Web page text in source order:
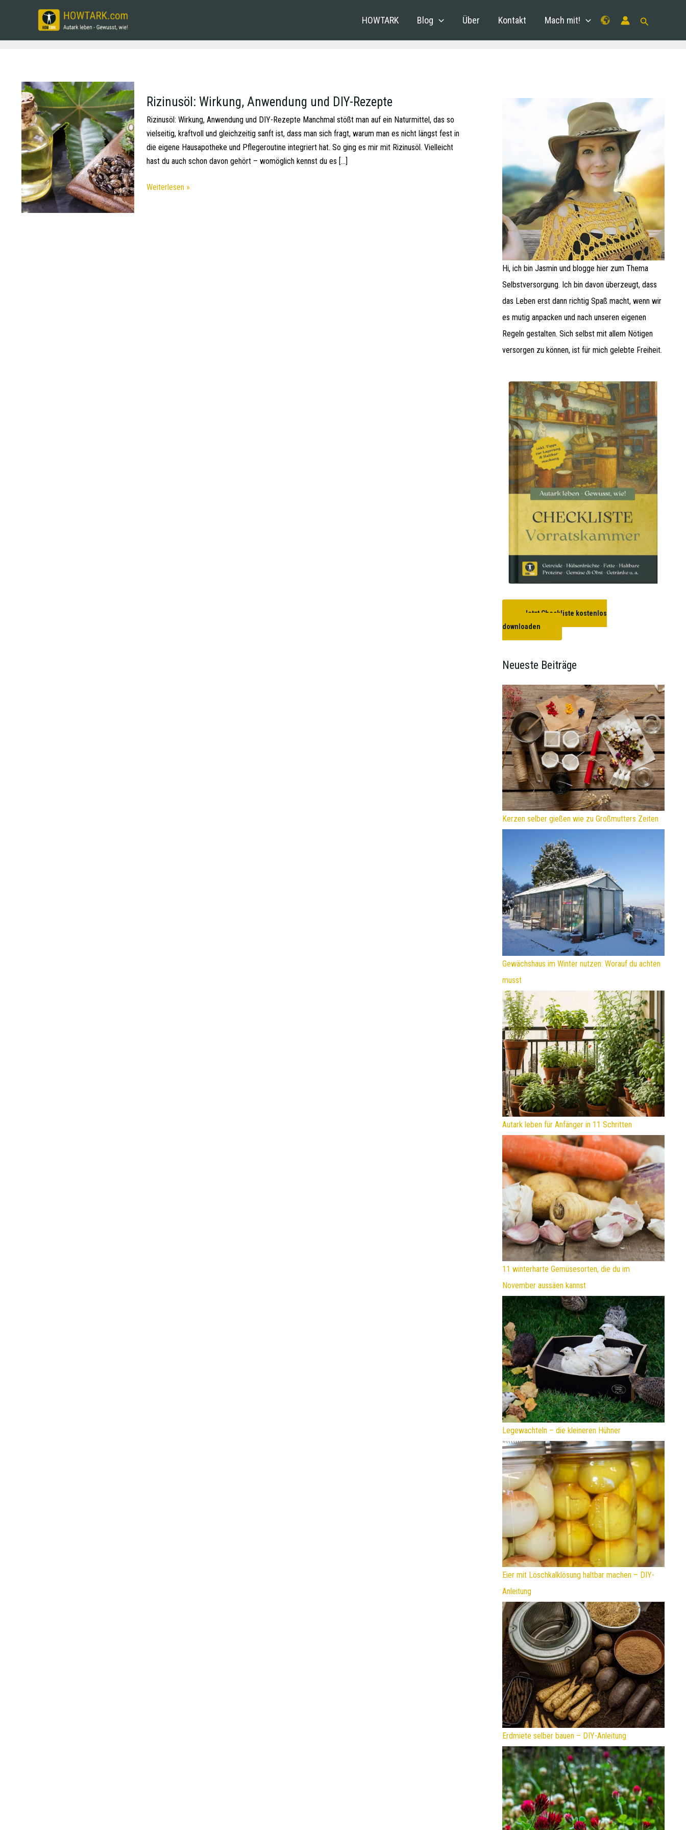
HOWTARK Blog Über Kontakt Mach mit!
Rizinusöl: Wirkung, Anwendung und DIY-Rezepte
Rizinusöl: Wirkung, Anwendung und DIY-Rezepte Manchmal stößt man auf ein Naturmittel, das so
vielseitig, kraftvoll und gleichzeitig sanft ist, dass man sich fragt, warum man es nicht längst fest in
die eigene Hausapotheke und Pflegeroutine integriert hat. So ging es mir mit Rizinusöl. Vielleicht
hast du auch schon davon gehört – womöglich kennst du es […]
Weiterlesen »
Hi, ich bin Jasmin und blogge hier zum Thema
Selbstversorgung. Ich bin davon überzeugt, dass
das Leben erst dann richtig Spaß macht, wenn wir
es mutig anpacken und nach unseren eigenen
Regeln gestalten. Sich selbst mit allem Nötigen
versorgen zu können, ist für mich gelebte Freiheit.
Jetzt Checkliste kostenlos
downloaden
Neueste Beiträge
Kerzen selber gießen wie zu Großmutters Zeiten
Gewächshaus im Winter nutzen: Worauf du achten
musst
Autark leben für Anfänger in 11 Schritten
11 winterharte Gemüsesorten, die du im
November aussäen kannst
Legewachteln – die kleineren Hühner
Eier mit Löschkalklösung haltbar machen – DIY-
Anleitung
Erdmiete selber bauen – DIY-Anleitung